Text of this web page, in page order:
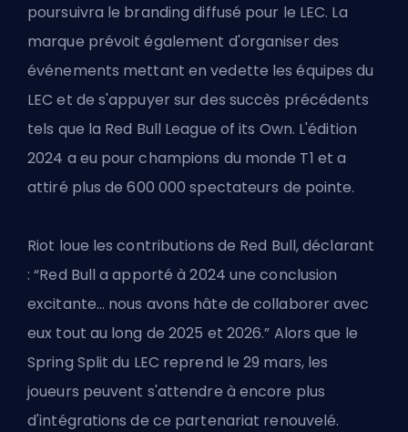
poursuivra le branding diffusé pour le LEC. La
marque prévoit également d'organiser des
événements mettant en vedette les équipes du
LEC et de s'appuyer sur des succès précédents
tels que la Red Bull League of its Own. L'édition
2024 a eu pour champions du monde T1 et a
attiré plus de 600 000 spectateurs de pointe.
Riot loue les contributions de Red Bull, déclarant
: “Red Bull a apporté à 2024 une conclusion
excitante… nous avons hâte de collaborer avec
eux tout au long de 2025 et 2026.” Alors que le
Spring Split du LEC reprend le 29 mars, les
joueurs peuvent s'attendre à encore plus
d'intégrations de ce partenariat renouvelé.